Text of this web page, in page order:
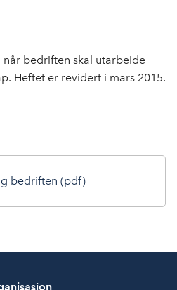
bedriften skal utarbeide
Heftet er revidert i mars 2015.
bedriften (pdf)